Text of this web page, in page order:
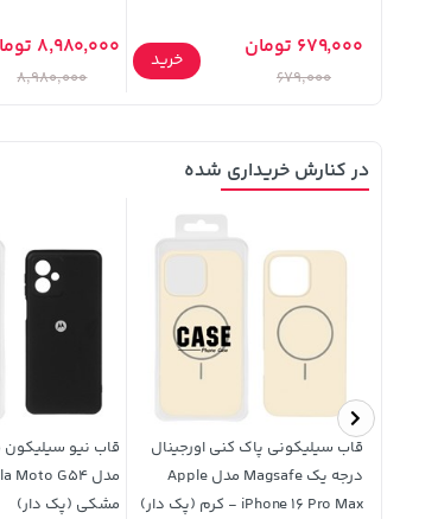
679,000 تومان
679,000
خرید 8,980,000 تومان
8,980,000
در کنارش خریداری شده
قاب سیلیکونی پاک کنی اورجینال
درجه یک Magsafe مدل Apple
iPhone 16 Pro Max - کرم (پک دار)
مشکی (پک دار)